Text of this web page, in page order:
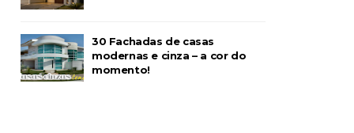
30 Fachadas de casas
modernas e cinza – a cor do
momento!